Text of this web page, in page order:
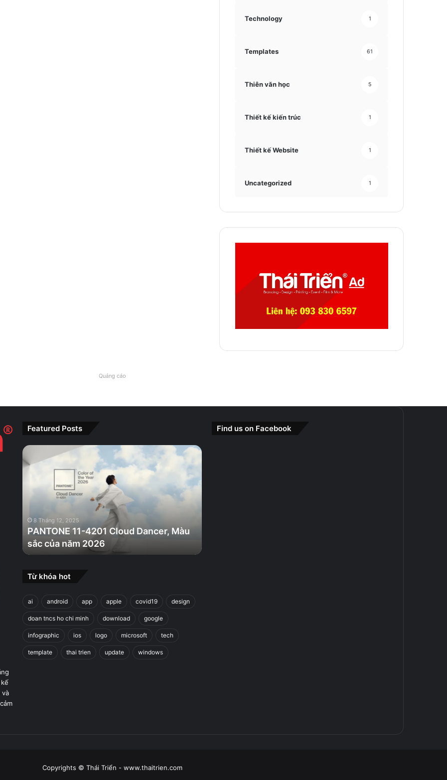
Technology 1
Templates 61
Thiên văn học 5
Thiết kế kiến trúc 1
Thiết kế Website 1
Uncategorized 1
Quảng cáo
Featured Posts
PANTONE
11-
Màu
của
năm
2026
8 Tháng 12, 2025
PANTONE 11-4201 Cloud Dancer, Màu
sắc của năm 2026
Từ khóa hot
ai android app apple covid19 design
doan tncs ho chi minh download google
infographic ios logo microsoft tech
template thai trien update windows
Find us on Facebook
Copyrights © Thái Triển - www.thaitrien.com